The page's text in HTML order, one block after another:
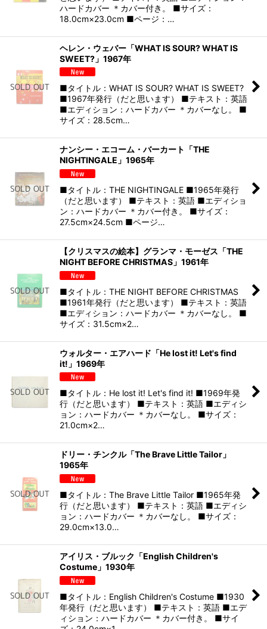
ハードカバー ＊カバー付き。 ■サイズ：
18.0cm×23.0cm ■ページ：…
ヘレン・ウェバー「WHAT IS SOUR? WHAT IS
SWEET?」1967年
■タイトル：WHAT IS SOUR? WHAT IS SWEET?
■1967年発行（だと思います） ■テキスト：英語
■エディション：ハードカバー ＊カバーなし。 ■
サイズ：28.5cm…
ナンシー・エコーム・バーカート「THE
NIGHTINGALE」1965年
■タイトル：THE NIGHTINGALE ■1965年発行
（だと思います） ■テキスト：英語 ■エディショ
ン：ハードカバー ＊カバー付き。 ■サイズ：
27.5cm×24.5cm ■ページ…
【クリスマスの絵本】グランマ・モーゼス「THE
NIGHT BEFORE CHRISTMAS」1961年
■タイトル：THE NIGHT BEFORE CHRISTMAS
■1961年発行（だと思います） ■テキスト：英語
■エディション：ハードカバー ＊カバーなし。 ■
サイズ：31.5cm×2…
ウォルター・エアハード「He lost it! Let's find
it!」1969年
■タイトル：He lost it! Let's find it! ■1969年発
行（だと思います） ■テキスト：英語 ■エディシ
ョン：ハードカバー ＊カバーなし。 ■サイズ：
21.0cm×2…
ドリー・チンクル「The Brave Little Tailor」
1965年
■タイトル：The Brave Little Tailor ■1965年発
行（だと思います） ■テキスト：英語 ■エディシ
ョン：ハードカバー ＊カバーなし。 ■サイズ：
29.0cm×13.0…
アイリス・ブルック「English Children's
Costume」1930年
■タイトル：English Children's Costume ■1930
年発行（だと思います） ■テキスト：英語 ■エデ
ィション：ハードカバー ＊カバー付き。 ■サイ